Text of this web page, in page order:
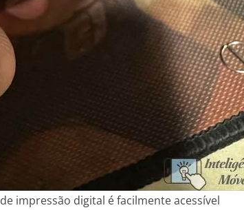
impressão digital é facilmente acessível